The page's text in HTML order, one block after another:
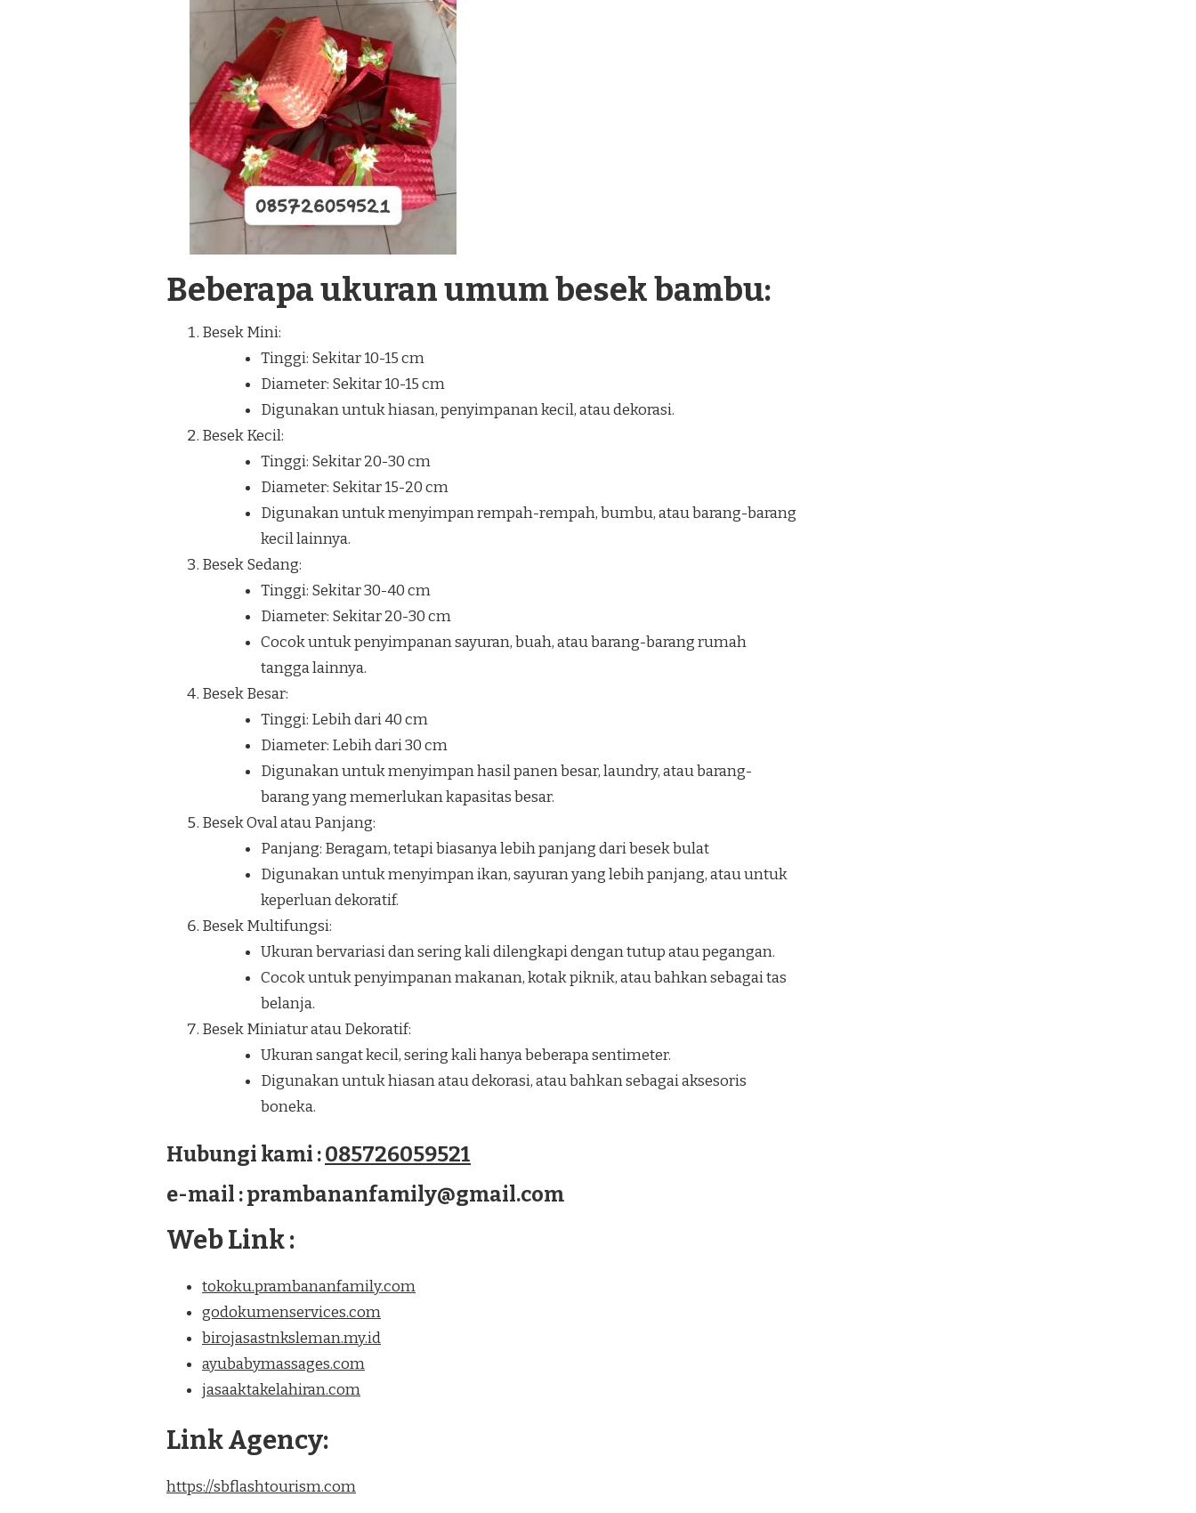
Beberapa ukuran umum besek bambu:
Besek Mini:
Tinggi: Sekitar 10-15 cm
Diameter: Sekitar 10-15 cm
Digunakan untuk hiasan, penyimpanan kecil, atau dekorasi.
Besek Kecil:
Tinggi: Sekitar 20-30 cm
Diameter: Sekitar 15-20 cm
Digunakan untuk menyimpan rempah-rempah, bumbu, atau barang-barang
kecil lainnya.
Besek Sedang:
Tinggi: Sekitar 30-40 cm
Diameter: Sekitar 20-30 cm
Cocok untuk penyimpanan sayuran, buah, atau barang-barang rumah
tangga lainnya.
Besek Besar:
Tinggi: Lebih dari 40 cm
Diameter: Lebih dari 30 cm
Digunakan untuk menyimpan hasil panen besar, laundry, atau barang-
barang yang memerlukan kapasitas besar.
Besek Oval atau Panjang:
Panjang: Beragam, tetapi biasanya lebih panjang dari besek bulat
Digunakan untuk menyimpan ikan, sayuran yang lebih panjang, atau untuk
keperluan dekoratif.
Besek Multifungsi:
Ukuran bervariasi dan sering kali dilengkapi dengan tutup atau pegangan.
Cocok untuk penyimpanan makanan, kotak piknik, atau bahkan sebagai tas
belanja.
Besek Miniatur atau Dekoratif:
Ukuran sangat kecil, sering kali hanya beberapa sentimeter.
Digunakan untuk hiasan atau dekorasi, atau bahkan sebagai aksesoris
boneka.
Hubungi kami :085726059521
e-mail : prambananfamily@gmail.com
Web Link :
tokoku.prambananfamily.com
godokumenservices.com
birojasastnksleman.my.id
ayubabymassages.com
jasaaktakelahiran.com
Link Agency:
https://sbflashtourism.com